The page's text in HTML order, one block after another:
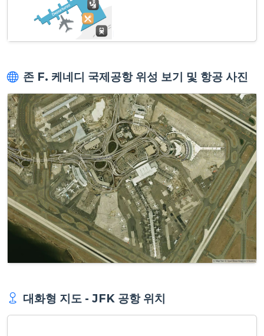
존 F. 케네디 국제공항 위성 보기 및 항공 사진
대화형 지도 - JFK 공항 위치